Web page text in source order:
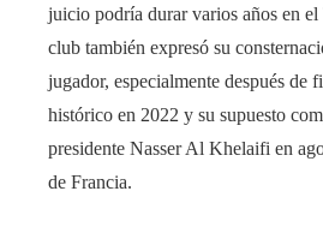
juicio podría durar varios años en
club también expresó su
jugador, especialmente después de
histórico en 2022 y su supuesto
presidente Nasser Al Khelaifi en
de Francia.